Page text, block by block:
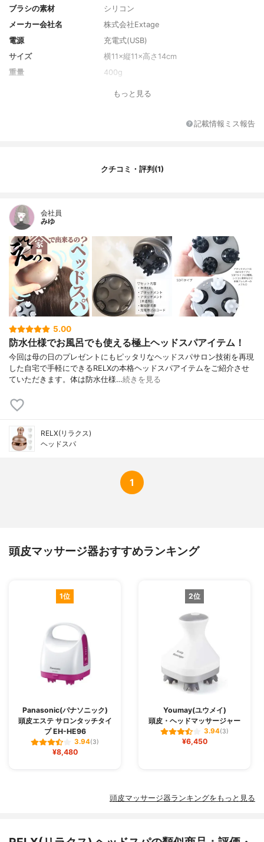
ブラシの素材
シリコン
メーカー会社名
株式会社Extage
電源
充電式(USB)
サイズ
横11×縦11×高さ14cm
重量
400g
もっと見る
記載情報ミス報告
クチコミ・評判(1)
会社員
みゆ
5.00
防水仕様でお風呂でも使える極上ヘッドスパアイテム！
⁡今回は母の日のプレゼントにもピッタリなヘッドスパサロン技術を再現
した自宅で手軽にできるRELXの本格ヘッドスパアイテムをご紹介させ
ていただきます。体は防水仕様…続きを見る
RELX(リラクス)
ヘッドスパ
1
頭皮マッサージ器おすすめランキング
1位
Panasonic(パナソニック)
頭皮エステ サロンタッチタイ
プ EH-HE96
3.94(3)
¥8,480
2位
Youmay(ユウメイ)
頭皮・ヘッドマッサージャー
3.94(3)
¥6,450
頭皮マッサージ器ランキングをもっと見る